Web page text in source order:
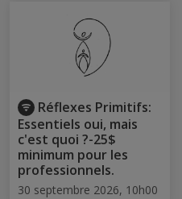
Réflexes Primitifs:
Essentiels oui, mais
c'est quoi ?-25$
minimum pour les
professionnels.
30 septembre 2026, 10h00